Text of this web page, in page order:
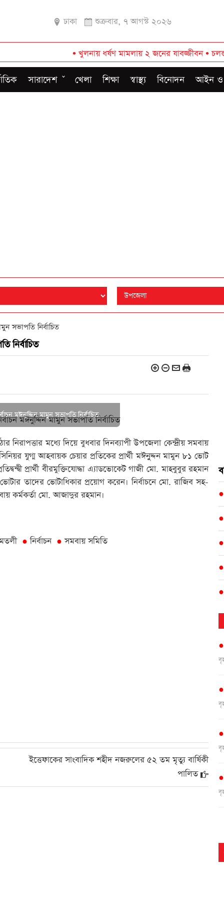
ঢাকা শুক্রবার, ৭ আগস্ট ২০২৬
খুলনায় ধর্ষণ মামলায় ২ জনের যাবজ্জীবন•চলন্ত ট্রেন
সারাদেশ খেলা শিক্ষা স্বাস্থ্য বিনোদন আইন
সভাপতি নির্বাচিত
নির্বাচিত
মঈনুদ্দিন মামুন সভাপতি নির্বাচিত
মধ্যে দিয়ে বুধবার দিনব্যাপী উপজেলা কেন্দ্রীয় সমবায়
যুগ্ম আহবায়ক চেয়ার প্রতিকের প্রার্থী মঈনুুদ্দন মামুন ৮১ ভোট
প্রার্থী বীরমুক্তিযোদ্ধা এ্যাডভোকেট গাজী মো. মাহবুবুর রহমান
তাদের ভোটাধিকার প্রয়োগ করেন। নির্বাচনে মো. রাজিব সহ-
কর্মকর্তা মো. আজাদুর রহমান।
● নির্বাচন ● সমবায় সমিতি
ইত্তেফাকের সাংবাদিক শহীদ নজরুলের ৫২ তম মৃত্যু বার্ষিকী
পালিত
●
●
●
●
●
●
●
●
●